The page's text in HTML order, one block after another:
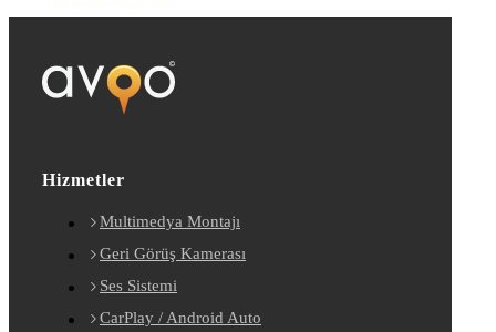
Hizmetler
Multimedya Montajı
Geri Görüş Kamerası
Ses Sistemi
CarPlay / Android Auto